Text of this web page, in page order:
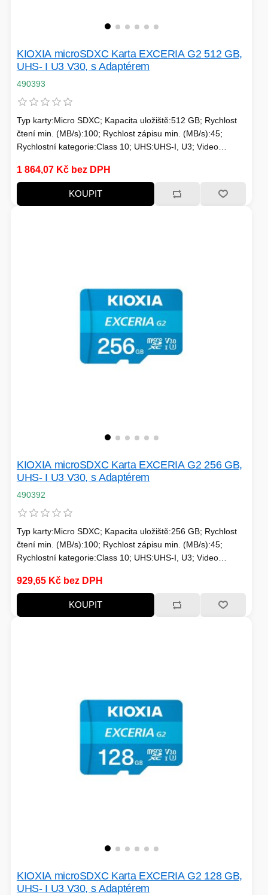
KIOXIA microSDXC Karta EXCERIA G2 512 GB,
UHS- I U3 V30, s Adaptérem
490393
Typ karty:Micro SDXC; Kapacita uložiště:512 GB; Rychlost
čtení min. (MB/s):100; Rychlost zápisu min. (MB/s):45;
Rychlostní kategorie:Class 10; UHS:UHS-I, U3; Video
použití:Nahrávání 4K videí
1 864,07 Kč bez DPH
KOUPIT
KIOXIA microSDXC Karta EXCERIA G2 256 GB,
UHS- I U3 V30, s Adaptérem
490392
Typ karty:Micro SDXC; Kapacita uložiště:256 GB; Rychlost
čtení min. (MB/s):100; Rychlost zápisu min. (MB/s):45;
Rychlostní kategorie:Class 10; UHS:UHS-I, U3; Video
použití:Nahrávání 4K videí
929,65 Kč bez DPH
KOUPIT
KIOXIA microSDXC Karta EXCERIA G2 128 GB,
UHS- I U3 V30, s Adaptérem